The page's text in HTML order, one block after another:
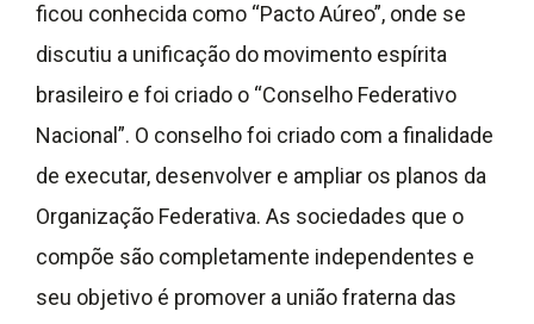
ficou conhecida como “Pacto Aúreo”, onde se
discutiu a unificação do movimento espírita
brasileiro e foi criado o “Conselho Federativo
Nacional”. O conselho foi criado com a finalidade
de executar, desenvolver e ampliar os planos da
Organização Federativa. As sociedades que o
compõe são completamente independentes e
seu objetivo é promover a união fraterna das